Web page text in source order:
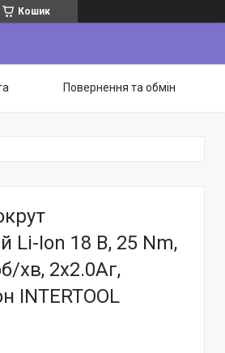
Кошик
Повернення та обмін
Li-Ion 18 В, 25 Nm,
хв, 2x2.0Аг,
INTERTOOL